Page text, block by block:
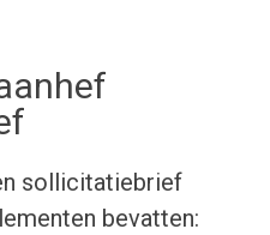
sollicitatiebrief
bevatten: